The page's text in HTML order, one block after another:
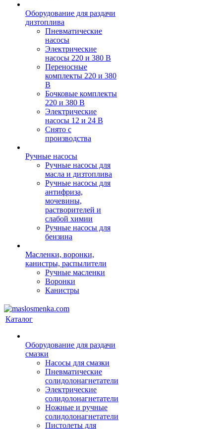
Оборудование для раздачи
дизтоплива
Пневматические
насосы
Электрические
насосы 220 и 380 В
Переносные
комплекты 220 и 380
В
Бочковые комплекты
220 и 380 В
Электрические
насосы 12 и 24 В
Снято с
производства
Ручные насосы
Ручные насосы для
масла и дизтоплива
Ручные насосы для
антифриза,
мочевины,
растворителей и
слабой химии
Ручные насосы для
бензина
Масленки, воронки,
канистры, распылители
Ручные масленки
Воронки
Канистры
Каталог
Оборудование для раздачи
смазки
Насосы для смазки
Пневматические
солидолонагнетатели
Электрические
солидолонагнетатели
Ножные и ручные
солидолонагнетатели
Пистолеты для